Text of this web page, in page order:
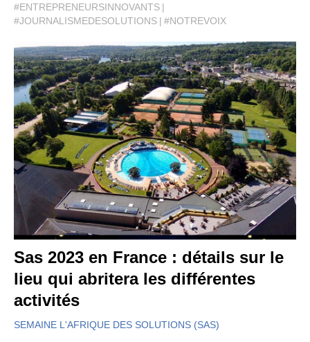
#ENTREPRENEURSINNOVANTS
#JOURNALISMEDESOLUTIONS
#NOTREVOIX
Sas 2023 en France : détails sur le
lieu qui abritera les différentes
activités
SEMAINE L'AFRIQUE DES SOLUTIONS (SAS)